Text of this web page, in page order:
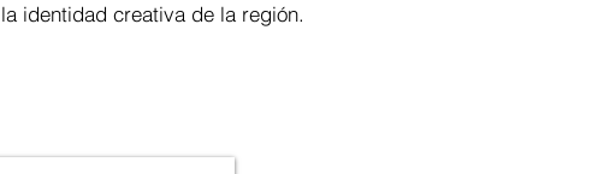
identidad creativa de la región.